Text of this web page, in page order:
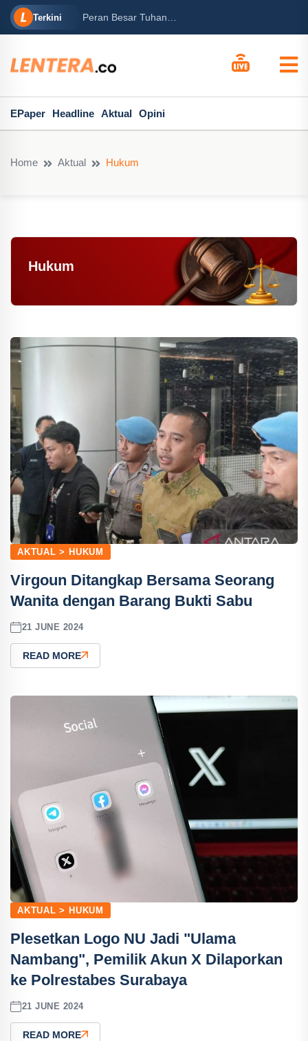
Terkini
Mary...
Peran Besar Tuhan…
EPaper Headline Aktual Opini
Home Aktual Hukum
Hukum
AKTUAL > HUKUM
Virgoun Ditangkap Bersama Seorang
Wanita dengan Barang Bukti Sabu
21 JUNE 2024
READ MORE
AKTUAL > HUKUM
Plesetkan Logo NU Jadi "Ulama
Nambang", Pemilik Akun X Dilaporkan
ke Polrestabes Surabaya
21 JUNE 2024
READ MORE